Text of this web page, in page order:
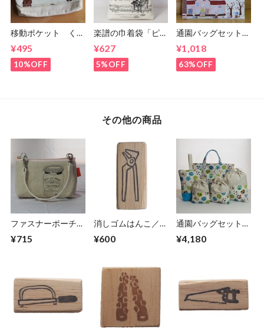
移動ポケット くま
さん柄 (5-149)
¥495
10%OFF
楽譜の巾着袋「ピア
ノとバイオリン」
(5-268)
¥627
5%OFF
通園バッグセット／
アニマルフレンドの
通園バッグセット
(5-60)
¥1,018
63%OFF
その他の商品
ファスナーポーチ
【いちごジャム】
(5-279)
¥715
消しゴムはんこ／工
具シリーズ・パイプ
レンチ(1-55)
¥600
通園バッグセット／
サッカーボール２
(5-230)
¥4,180